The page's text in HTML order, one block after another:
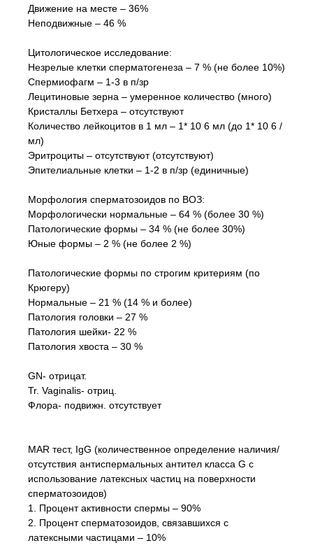
Движение на месте – 36%
Неподвижные – 46 %
Цитологическое исследование:
Незрелые клетки сперматогенеза – 7 % (не более 10%)
Спермиофагм – 1-3 в п/зр
Лецитиновые зерна – умеренное количество (много)
Кристаллы Бетхера – отсутствуют
Количество лейкоцитов в 1 мл – 1* 10 6 мл (до 1* 10 6 /
мл)
Эритроциты – отсутствуют (отсутствуют)
Эпителиальные клетки – 1-2 в п/зр (единичные)
Морфология сперматозоидов по ВОЗ:
Морфологически нормальные – 64 % (более 30 %)
Патологические формы – 34 % (не более 30%)
Юные формы – 2 % (не более 2 %)
Патологические формы по строгим критериям (по
Крюгеру)
Нормальные – 21 % (14 % и более)
Патология головки – 27 %
Патология шейки- 22 %
Патология хвоста – 30 %
GN- отрицат.
Tr. Vaginalis- отриц.
Флора- подвижн. отсутствует
MAR тест, IgG (количественное определение наличия/
отсутствия антиспермальных антител класса G с
использование латексных частиц на поверхности
сперматозоидов)
1. Процент активности спермы – 90%
2. Процент сперматозоидов, связавшихся с
латексными частицами – 10%